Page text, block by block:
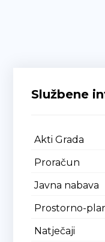
Službene
Akti Grada
Proračun
Javna nabava
Prostorno-
Natječaji